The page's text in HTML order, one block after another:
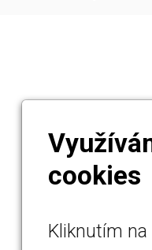
cookies
Kliknutím